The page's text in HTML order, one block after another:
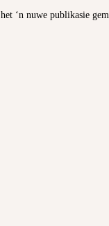
het ‘n nuwe publikasie